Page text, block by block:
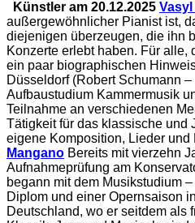
Künstler am 20.12.2025
außergewöhnlicher Pianist ist,
diejenigen überzeugen, die ihn
Konzerte erlebt haben. Für alle,
ein paar biographischen
Düsseldorf (Robert Schumann
Aufbaustudium Kammermusik
Teilnahme an verschiedenen
Tätigkeit für das klassische und
eigene Komposition, Lieder und
Mangano Bereits mit vierzehn
Aufnahmeprüfung am
begann mit dem Musikstudium
Diplom und einer Opernsaison
Deutschland, wo er seitdem als